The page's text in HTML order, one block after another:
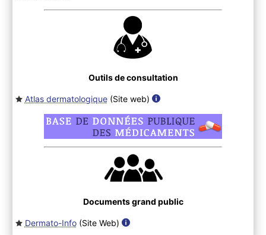
Outils de consultation
Atlas dermatologique(Site web)
Documents grand public
Dermato-Info(Site Web)